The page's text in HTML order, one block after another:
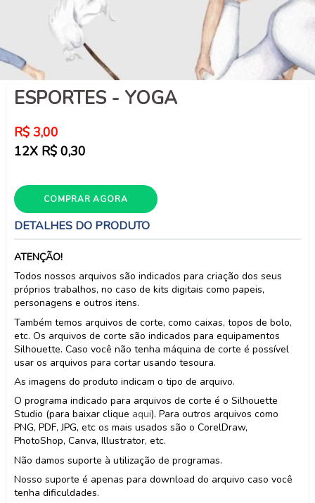
ESPORTES - YOGA
Preço
normal
R$ 3,00
12X R$ 0,30
COMPRAR AGORA
DETALHES DO PRODUTO
ATENÇÃO!
Todos nossos arquivos são indicados para criação dos seus
próprios trabalhos, no caso de kits digitais como papeis,
personagens e outros itens.
Também temos arquivos de corte, como caixas, topos de bolo,
etc. Os arquivos de corte são indicados para equipamentos
Silhouette. Caso você não tenha máquina de corte é possível
usar os arquivos para cortar usando tesoura.
As imagens do produto indicam o tipo de arquivo.
O programa indicado para arquivos de corte é o Silhouette
Studio (para baixar clique aqui). Para outros arquivos como
PNG, PDF, JPG, etc os mais usados são o CorelDraw,
PhotoShop, Canva, Illustrator, etc.
Não damos suporte à utilização de programas.
Nosso suporte é apenas para download do arquivo caso você
tenha dificuldades.